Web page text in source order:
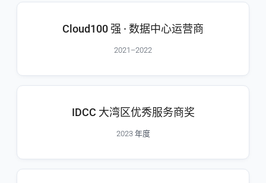
Cloud100 强 · 数据中心运营商
2021–2022
IDCC 大湾区优秀服务商奖
2023 年度